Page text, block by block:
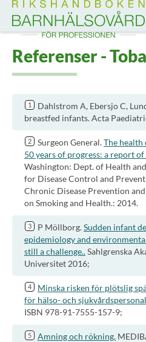
Till startsidan för
Referenser -
Dahlstrom A, Ebersjo C,
breastfed infants. Acta
Surgeon General.The health
50 years of progress: a report of
Washington: Dept. of Health
for Disease Control and
Chronic Disease Prevention
on Smoking and Health.: 2014.
P Möllborg.Sudden infant
epidemiology and
still a challenge..Sahlgrenska
Universitet 2016;
Minska risken för plötslig
för hälso- och
ISBN 978-91-7555-157-9;
Amning och rökning.